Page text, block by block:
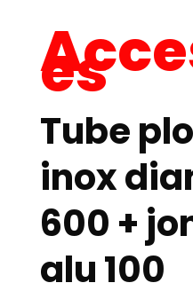
es
Tube
inox
600 +
alu 100